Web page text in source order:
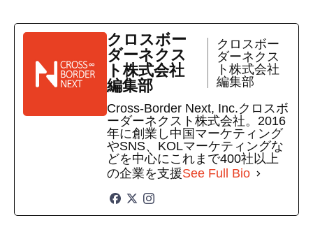
クロスボー
ダーネクス
ト株式会社
編集部
クロスボー
ダーネクス
ト株式会社
編集部
Cross-Border Next, Inc.クロスボ
ーダーネクスト株式会社。2016
年に創業し中国マーケティング
やSNS、KOLマーケティングな
どを中心にこれまで400社以上
の企業を支援See Full Bio